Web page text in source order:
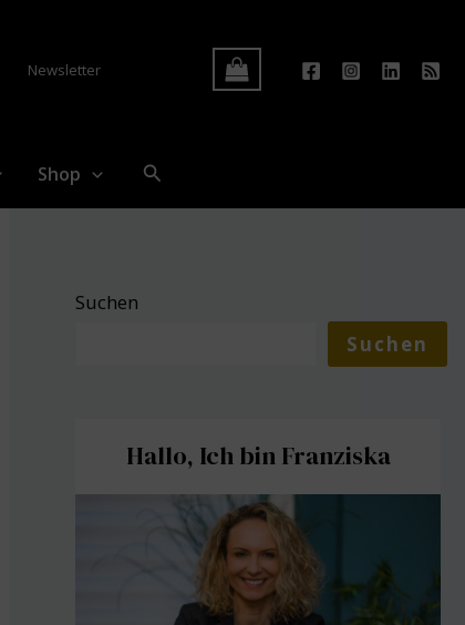
Newsletter
Shop Suchen
Suchen
Suchen
Hallo, Ich bin Franziska